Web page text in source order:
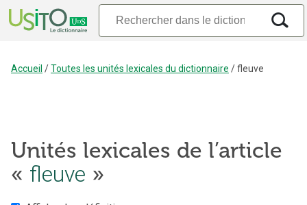
Accueil /Toutes les unités lexicales du dictionnaire /fleuve
Unités lexicales de l’article
« fleuve »